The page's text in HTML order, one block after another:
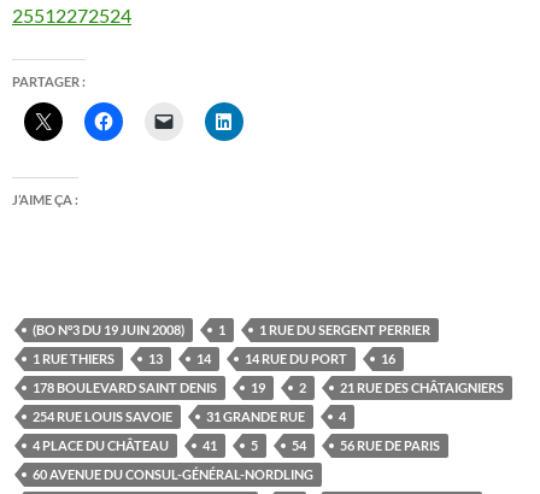
25512272524
PARTAGER :
J’AIME ÇA :
(BO N°3 DU 19 JUIN 2008) 1
1 RUE DU SERGENT PERRIER
1 RUE THIERS
13 14 14 RUE DU PORT
16
178 BOULEVARD SAINT DENIS
19 2
21 RUE DES CHÂTAIGNIERS
254 RUE LOUIS SAVOIE
31 GRANDE RUE
4
4 PLACE DU CHÂTEAU
41 5 54
56 RUE DE PARIS
60 AVENUE DU CONSUL-GÉNÉRAL-NORDLING